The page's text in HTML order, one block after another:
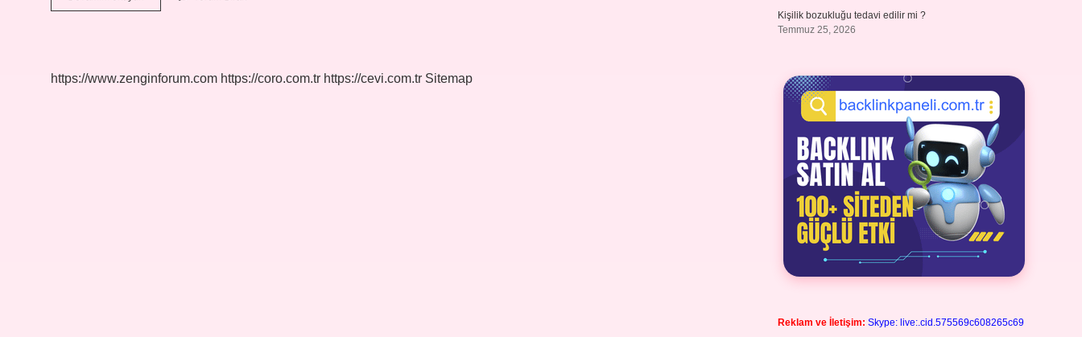
Ruhu
https://www.zenginforum.com https://coro.com.tr https://cevi.com.tr Sitemap
Kişilik bozukluğu tedavi edilir mi ?
Temmuz 25, 2026
Reklam ve İletişim: Skype: live:.cid.575569c608265c69